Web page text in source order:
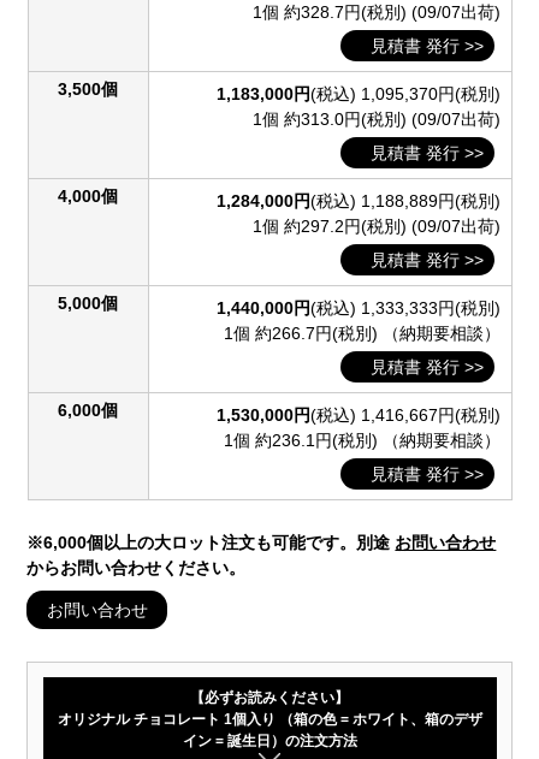
1個 約328.7円(税別) (09/07出荷)
見積書 発行 >>
3,500個 1,183,000円(税込) 1,095,370円(税別)
1個 約313.0円(税別) (09/07出荷)
見積書 発行 >>
4,000個 1,284,000円(税込) 1,188,889円(税別)
1個 約297.2円(税別) (09/07出荷)
見積書 発行 >>
5,000個 1,440,000円(税込) 1,333,333円(税別)
1個 約266.7円(税別) （納期要相談）
見積書 発行 >>
6,000個 1,530,000円(税込) 1,416,667円(税別)
1個 約236.1円(税別) （納期要相談）
見積書 発行 >>
※6,000個以上の大ロット注文も可能です。別途 お問い合わせ
からお問い合わせください。
お問い合わせ
【必ずお読みください】
オリジナル チョコレート 1個入り （箱の色 = ホワイト、箱のデザ
イン = 誕生日）の注文方法